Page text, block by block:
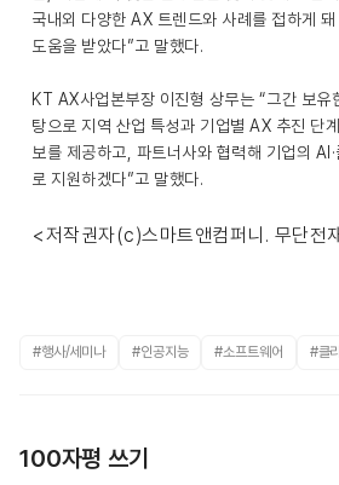
국내외 다양한 AX 트렌드와 사례를 접하게
도움을 받았다”고 말했다.
KT AX사업본부장 이진형 상무는 “그간 보유
탕으로 지역 산업 특성과 기업별 AX 추진 단
보를 제공하고, 파트너사와 협력해 기업의
로 지원하겠다”고 말했다.
<저작권자(c)스마트앤컴퍼니. 무단전
#행사/세미나 #인공지능 #소프트웨어 #클
100자평 쓰기